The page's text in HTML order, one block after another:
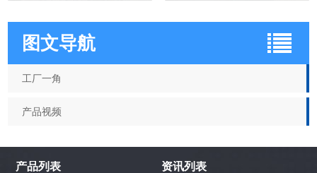
图文导航
工厂一角
产品视频
产品列表 资讯列表